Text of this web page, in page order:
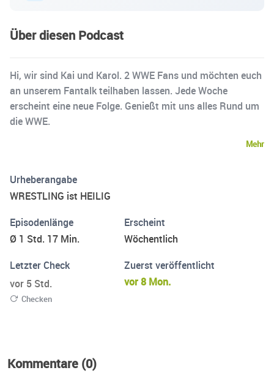
Über diesen Podcast
Hi, wir sind Kai und Karol. 2 WWE Fans und möchten euch
an unserem Fantalk teilhaben lassen. Jede Woche
erscheint eine neue Folge. Genießt mit uns alles Rund um
die WWE.
Mehr
Urheberangabe
WRESTLING ist HEILIG
Episodenlänge
Ø 1 Std. 17 Min.
Erscheint
Wöchentlich
Letzter Check
vor 5 Std.
Checken
Zuerst veröffentlicht
vor 8 Mon.
Kommentare (0)